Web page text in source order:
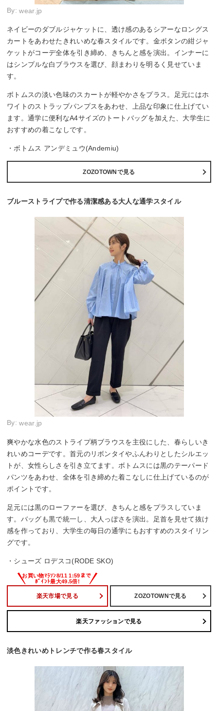
By:wear.jp
ネイビーのダブルジャケットに、透け感のあるシアーなロングス
カートをあわせたきれいめな春スタイルです。金ボタンの紺ジャ
ケットがコーデ全体を引き締め、きちんと感を演出。インナーに
はシンプルな白ブラウスを選び、顔まわりを明るく見せていま
す。
ボトムスの淡い色味のスカートが軽やかさをプラス。足元にはホ
ワイトのストラップパンプスをあわせ、上品な印象に仕上げてい
ます。通学に便利なA4サイズのトートバッグを加えた、大学生に
おすすめの着こなしです。
・ボトムス アンデミュウ(Andemiu)
ZOZOTOWNで見る
ブルーストライプで作る清潔感ある大人な通学スタイル
By:wear.jp
爽やかな水色のストライプ柄ブラウスを主役にした、春らしいき
れいめコーデです。首元のリボンタイやふんわりとしたシルエッ
トが、女性らしさを引き立てます。ボトムスには黒のテーパード
パンツをあわせ、全体を引き締めた着こなしに仕上げているのが
ポイントです。
足元には黒のローファーを選び、きちんと感をプラスしていま
す。バッグも黒で統一し、大人っぽさを演出。足首を見せて抜け
感を作っており、大学生の毎日の通学にもおすすめのスタイリン
グです。
・シューズ ロデスコ(RODE SKO)
楽天市場で見る ZOZOTOWNで見る
楽天ファッションで見る
淡色きれいめトレンチで作る春スタイル